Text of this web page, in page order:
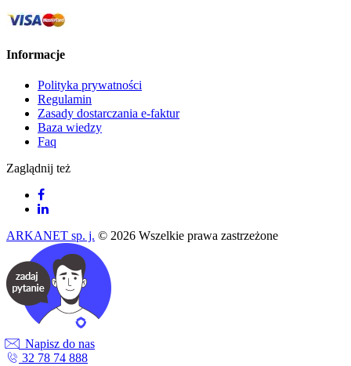
Informacje
Polityka prywatności
Regulamin
Zasady dostarczania e-faktur
Baza wiedzy
Faq
Zaglądnij też
ARKANET sp. j. © 2026 Wszelkie prawa zastrzeżone
Napisz do nas
32 78 74 888